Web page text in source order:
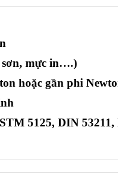
sơn, mực in….)
hoặc gần phi
5125, DIN